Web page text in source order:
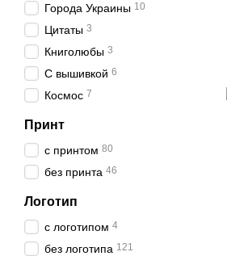
Города Украины 10
Цитаты 3
Книголюбы 3
С вышивкой 6
Космос 7
Принт
с принтом 80
без принта 46
Логотип
с логотипом 4
без логотипа 121